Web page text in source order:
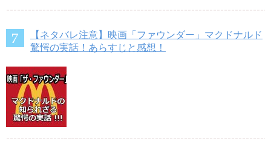
【ネタバレ注意】映画「ファウンダー」マクドナルド
驚愕の実話！あらすじと感想！